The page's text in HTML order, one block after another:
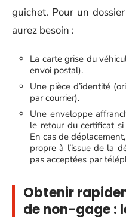
guichet. Pour un
aurez besoin :
La carte grise du
envoi postal).
Une pièce d’identité
par courrier).
Une enveloppe
le retour du certificat
En cas de
propre à l’issue de la
pas acceptées par
Obtenir
de non-gage :